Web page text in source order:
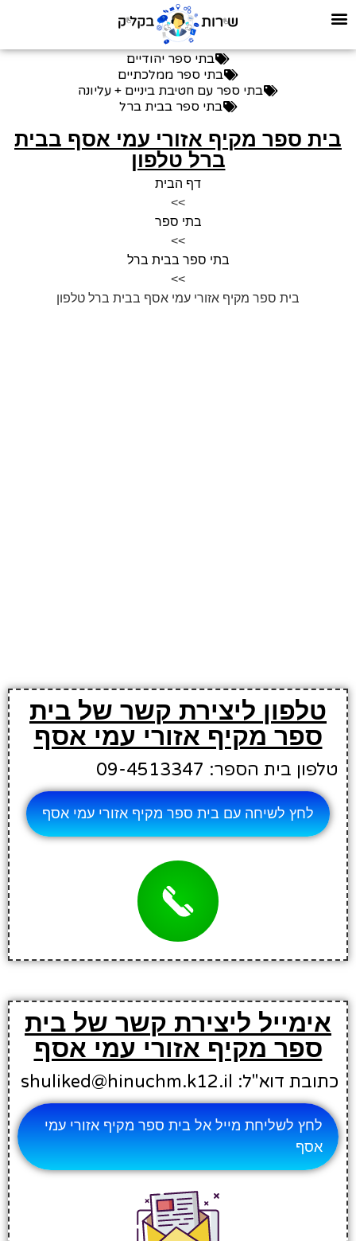
בתי ספר יהודיים
בתי ספר ממלכתיים
בתי ספר עם חטיבת ביניים + עליונה
בתי ספר בבית ברל
בית ספר מקיף אזורי עמי אסף בבית
ברל טלפון
דף הבית
>>
בתי ספר
>>
בתי ספר בבית ברל
>>
בית ספר מקיף אזורי עמי אסף בבית ברל טלפון
טלפון ליצירת קשר של בית
ספר מקיף אזורי עמי אסף
טלפון בית הספר: 09-4513347
לחץ לשיחה עם בית ספר מקיף אזורי עמי אסף
אימייל ליצירת קשר של בית
ספר מקיף אזורי עמי אסף
כתובת דוא"ל: shuliked@hinuchm.k12.il
לחץ לשליחת מייל אל בית ספר מקיף אזורי עמי
אסף